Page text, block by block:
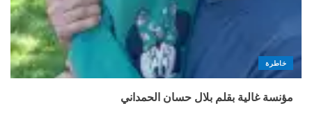
خاطرة
مؤنسة غالية بقلم بلال حسان الحمداني